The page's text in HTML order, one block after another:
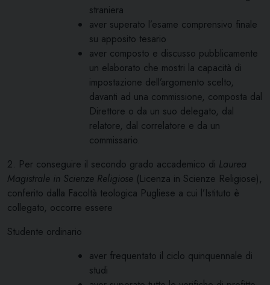
straniera
aver superato l’esame comprensivo finale
su apposito tesario
aver composto e discusso pubblicamente
un elaborato che mostri la capacità di
impostazione dell’argomento scelto,
davanti ad una commissione, composta dal
Direttore o da un suo delegato, dal
relatore, dal correlatore e da un
commissario.
2. Per conseguire il secondo grado accademico di Laurea
Magistrale in Scienze Religiose (Licenza in Scienze Religiose),
conferito dalla Facoltà teologica Pugliese a cui l’Istituto è
collegato, occorre essere
Studente ordinario
aver frequentato il ciclo quinquennale di
studi